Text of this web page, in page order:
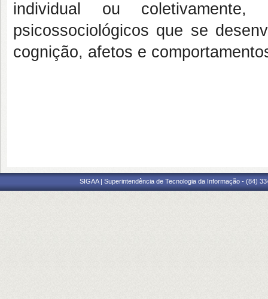
individual ou
psicossociológicos que se
cognição, afetos e
SIGAA | Superintendência de Tecnologia da Informação - (84)